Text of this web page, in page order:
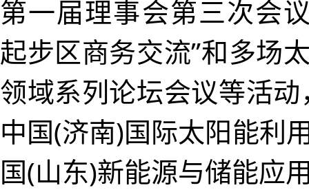
第一届理事会第三次会
起步区商务交流”和多场
领域系列论坛会议等活
中国(济南)国际太阳能利
国(山东)新能源与储能应